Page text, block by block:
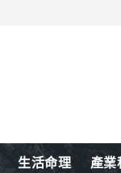
生活命理 產業